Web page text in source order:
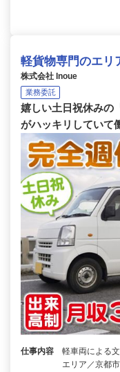
軽貨物専門のエリ
株式会社 Inoue
業務委託
嬉しい土日祝休みの
がハッキリしていて
仕事内容
軽車両による
エリア／京都